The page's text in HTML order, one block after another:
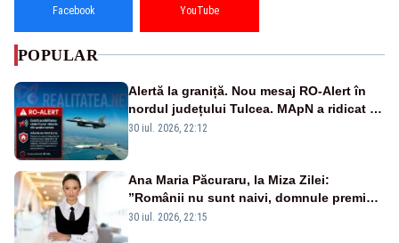
Facebook YouTube
POPULAR
Alertă la graniță. Nou mesaj RO-Alert în
nordul județului Tulcea. MApN a ridicat de
la sol două avioane F-16
30 iul. 2026, 22:12
Ana Maria Păcuraru, la Miza Zilei:
”Românii nu sunt naivi, domnule premier
Bolojan”
30 iul. 2026, 22:15